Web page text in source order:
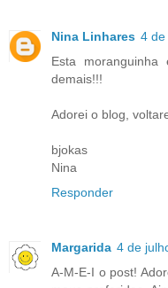
Nina Linhares 4 de
Esta
demais!!!
Adorei o blog,
bjokas
Nina
Responder
Margarida 4 de
A-M-E-I o post!